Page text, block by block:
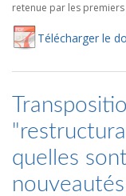
retenue par les premiers
Télécharger le
quelles